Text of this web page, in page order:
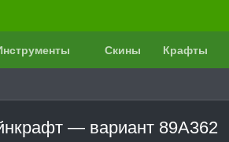
Скины Крафты
— вариант 89A362